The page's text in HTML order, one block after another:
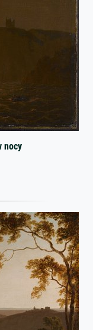
nocy